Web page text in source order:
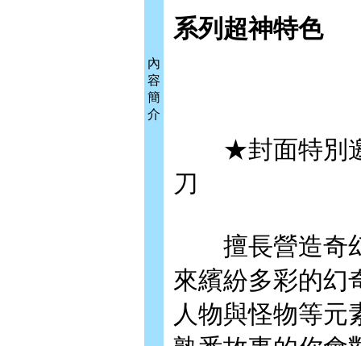
內
容
簡
介
系列超神特色
★封面特別邀
刀
擅長營造奇幻
來繽紛多彩的幻
人物與怪物等元